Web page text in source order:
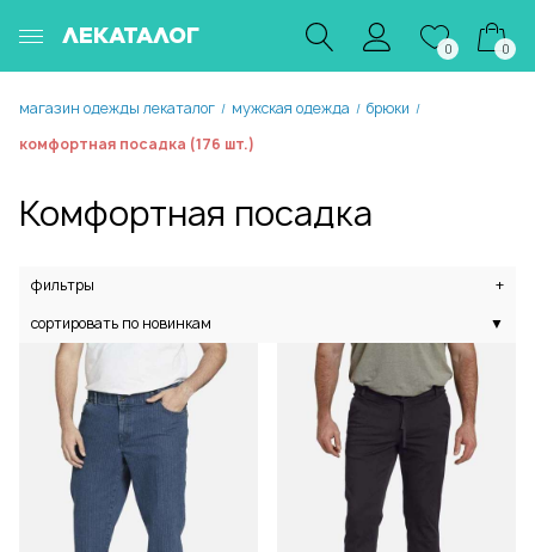
ЛЕКАТАЛОГ
0 0
магазин одежды лекаталог / мужская одежда / брюки /
комфортная посадка (176 шт.)
Комфортная посадка
фильтры
+
сортировать по новинкам
▼